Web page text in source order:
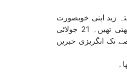
والی شائستہ زید اپنی خوبصورت
شخصیت، خوش لباسی اور بہترین تلفظ کی وجہ سے انگریزی خبریں پڑھنے میں خصوصی مقام رکھتی تھیں۔ 21 جولائی
تک انگریزی خبریں